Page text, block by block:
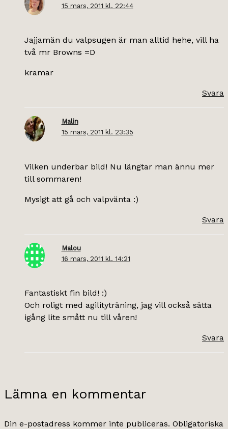
15 mars, 2011 kl. 22:44
Jajjamän du valpsugen är man alltid hehe, vill ha
två mr Browns =D
kramar
Svara
Malin
15 mars, 2011 kl. 23:35
Vilken underbar bild! Nu längtar man ännu mer
till sommaren!
Mysigt att gå och valpvänta :)
Svara
Malou
16 mars, 2011 kl. 14:21
Fantastiskt fin bild! :)
Och roligt med agilityträning, jag vill också sätta
igång lite smått nu till våren!
Svara
Lämna en kommentar
Din e-postadress kommer inte publiceras. Obligatoriska